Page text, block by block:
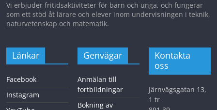
Vi erbjuder fritidsaktiviteter för barn och unga, och fungerar
som ett stöd åt lärare och elever inom undervisningen i teknik,
naturvetenskap och matematik.
Länkar
Facebook
Instagram
Genvägar
Anmälan till
fortbildningar
Bokning av
Kontakta
oss
Järnvägsgatan 13,
1 tr